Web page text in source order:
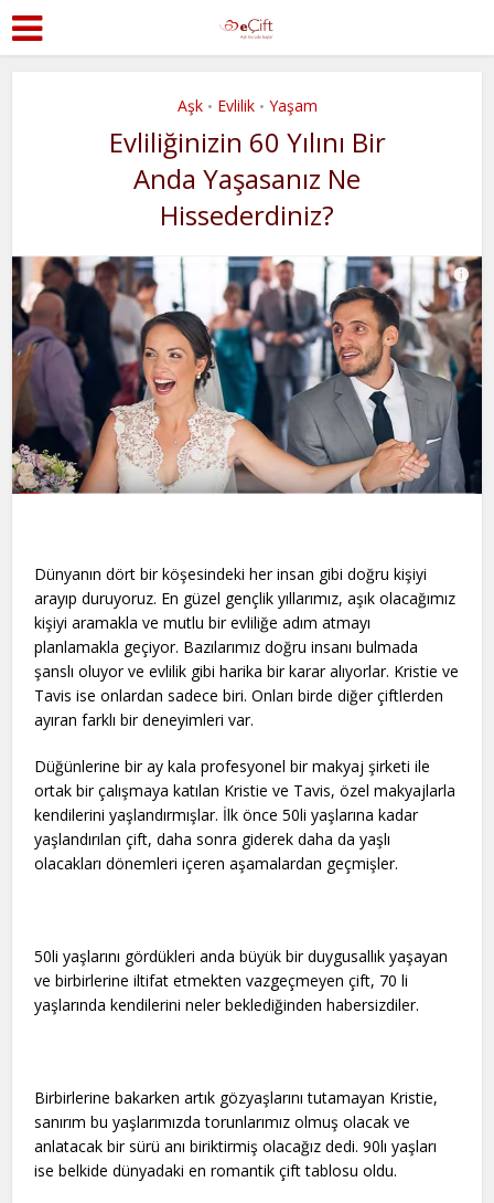
Aşk • Evlilik • Yaşam
Evliliğinizin 60 Yılını Bir
Anda Yaşasanız Ne
Hissederdiniz?
Dünyanın dört bir köşesindeki her insan gibi doğru kişiyi
arayıp duruyoruz. En güzel gençlik yıllarımız, aşık olacağımız
kişiyi aramakla ve mutlu bir evliliğe adım atmayı
planlamakla geçiyor. Bazılarımız doğru insanı bulmada
şanslı oluyor ve evlilik gibi harika bir karar alıyorlar. Kristie ve
Tavis ise onlardan sadece biri. Onları birde diğer çiftlerden
ayıran farklı bir deneyimleri var.
Düğünlerine bir ay kala profesyonel bir makyaj şirketi ile
ortak bir çalışmaya katılan Kristie ve Tavis, özel makyajlarla
kendilerini yaşlandırmışlar. İlk önce 50li yaşlarına kadar
yaşlandırılan çift, daha sonra giderek daha da yaşlı
olacakları dönemleri içeren aşamalardan geçmişler.
50li yaşlarını gördükleri anda büyük bir duygusallık yaşayan
ve birbirlerine iltifat etmekten vazgeçmeyen çift, 70 li
yaşlarında kendilerini neler beklediğinden habersizdiler.
Birbirlerine bakarken artık gözyaşlarını tutamayan Kristie,
sanırım bu yaşlarımızda torunlarımız olmuş olacak ve
anlatacak bir sürü anı biriktirmiş olacağız dedi. 90lı yaşları
ise belkide dünyadaki en romantik çift tablosu oldu.